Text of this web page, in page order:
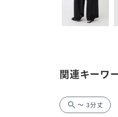
関連キーワ
search ～ 3分丈